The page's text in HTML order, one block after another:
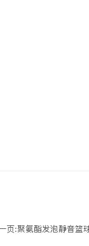
页:聚氨酯发泡静音篮